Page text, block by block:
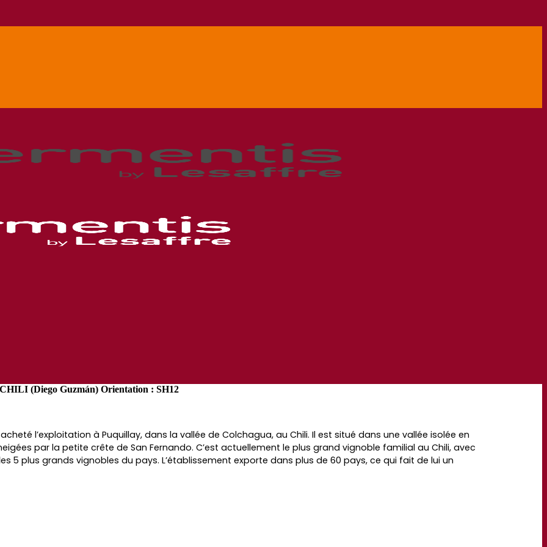
(Diego Guzmán) Orientation : SH12
l’exploitation à Puquillay, dans la vallée de Colchagua, au Chili. Il est situé dans une vallée isolée en
par la petite crête de San Fernando. C’est actuellement le plus grand vignoble familial au Chili, avec
5 plus grands vignobles du pays. L’établissement exporte dans plus de 60 pays, ce qui fait de lui un